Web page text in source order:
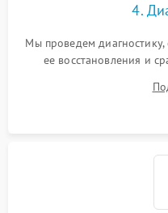
4.
Мы проведем
ее восстановления и